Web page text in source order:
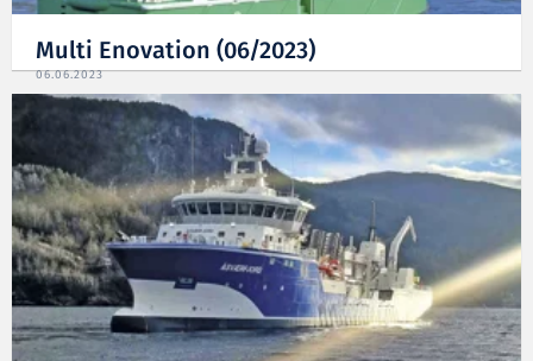
Multi Enovation (06/2023)
06.06.2023